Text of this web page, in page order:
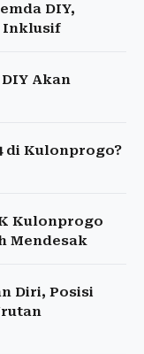
DIY,
Inklusif
Akan
di Kulonprogo?
Kulonprogo
Mendesak
Diri, Posisi